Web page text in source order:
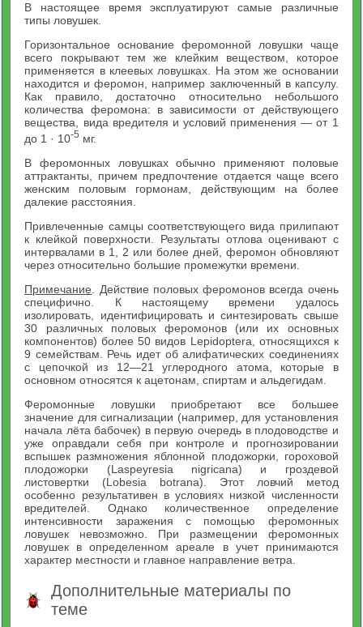
В настоящее время эксплуатируют самые различные
типы ловушек.
Горизонтальное основание феромонной ловушки чаще
всего покрывают тем же клейким веществом, которое
применяется в клеевых ловушках. На этом же основании
находится и феромон, например заключенный в капсулу.
Как правило, достаточно относительно небольшого
количества феромона: в зависимости от действующего
вещества, вида вредителя и условий применения — от 1
до 1 · 10-5 мг.
В феромонных ловушках обычно применяют половые
аттрактанты, причем предпочтение отдается чаще всего
женским половым гормонам, действующим на более
далекие расстояния.
Привлеченные самцы соответствующего вида прилипают
к клейкой поверхности. Результаты отлова оценивают с
интервалами в 1, 2 или более дней, феромон обновляют
через относительно большие промежутки времени.
Примечание . Действие половых феромонов всегда очень
специфично. К настоящему времени удалось
изолировать, идентифицировать и синтезировать свыше
30 различных половых феромонов (или их основных
компонентов) более 50 видов Lepidoptera, относящихся к
9 семействам. Речь идет об алифатических соединениях
с цепочкой из 12—21 углеродного атома, которые в
основном относятся к ацетонам, спиртам и альдегидам.
Феромонные ловушки приобретают все большее
значение для сигнализации (например, для установления
начала лёта бабочек) в первую очередь в плодоводстве и
уже оправдали себя при контроле и прогнозировании
вспышек размножения яблонной плодожорки, гороховой
плодожорки (Laspeyresia nigricana) и гроздевой
листовертки (Lobesia botrana). Этот ловчий метод
особенно результативен в условиях низкой численности
вредителей. Однако количественное определение
интенсивности заражения с помощью феромонных
ловушек невозможно. При размещении феромонных
ловушек в определенном ареале в учет принимаются
характер местности и главное направление ветра.
Дополнительные материалы по
теме